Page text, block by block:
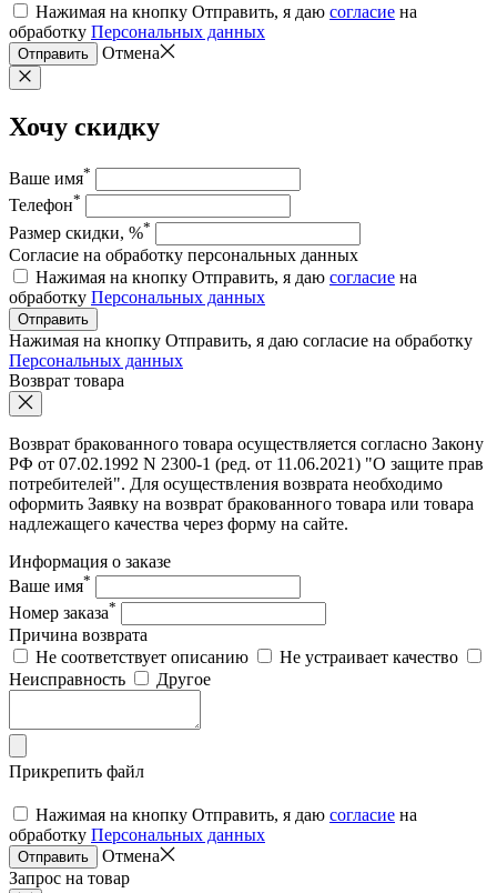
Нажимая на кнопку Отправить, я даю согласие на
обработку Персональных данных
Отправить Отмена
Хочу скидку
Ваше имя*
Телефон*
Размер скидки, %*
Согласие на обработку персональных данных
Нажимая на кнопку Отправить, я даю согласие на
обработку Персональных данных
Отправить
Нажимая на кнопку Отправить, я даю согласие на обработку
Персональных данных
Возврат товара
Возврат бракованного товара осуществляется согласно Закону
РФ от 07.02.1992 N 2300-1 (ред. от 11.06.2021) "О защите прав
потребителей". Для осуществления возврата необходимо
оформить Заявку на возврат бракованного товара или товара
надлежащего качества через форму на сайте.
Информация о заказе
Ваше имя*
Номер заказа*
Причина возврата
Не соответствует описанию
Не устраивает качество
Неисправность
Другое
Прикрепить файл
Нажимая на кнопку Отправить, я даю согласие на
обработку Персональных данных
Отправить
Отмена
Запрос на товар